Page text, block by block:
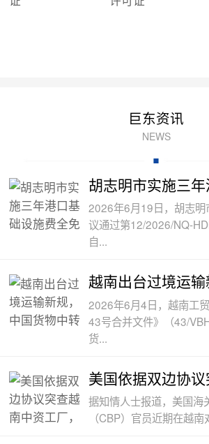
巨东资讯
NEWS
2026年6月19日，胡志明
议通过第12/2026/NQ-
自...
2026年6月4日，越南工
43号合并文件》（43/
货...
据知情人士报道，美国海
（CBP）官员近期在越